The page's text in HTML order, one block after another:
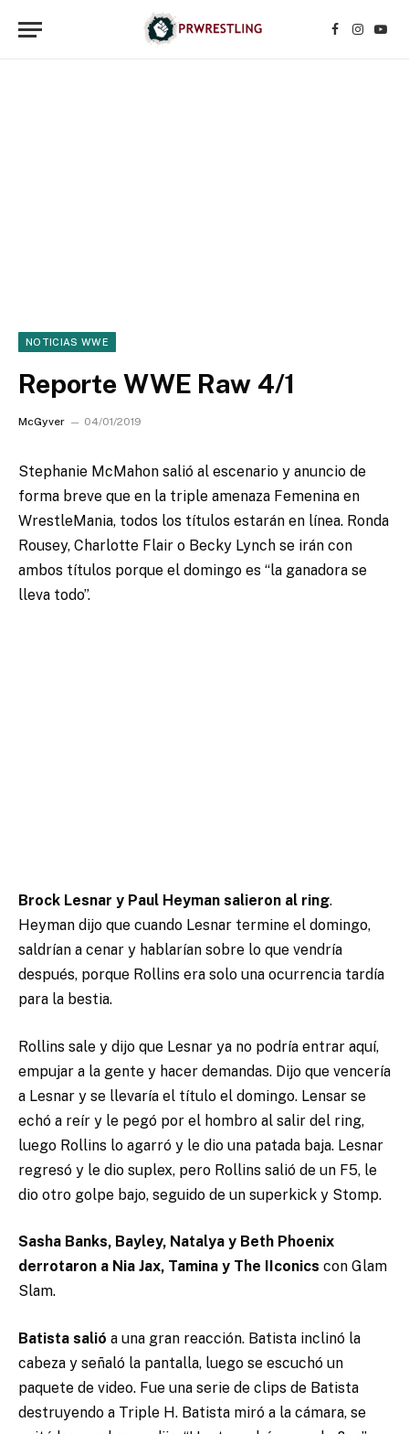
Facebook
NOTICIAS WWE
Reporte WWE Raw 4/1
McGyver 04/01/2019
Stephanie McMahon salió al escenario y anuncio de
forma breve que en la triple amenaza Femenina en
WrestleMania, todos los títulos estarán en línea. Ronda
Rousey, Charlotte Flair o Becky Lynch se irán con
ambos títulos porque el domingo es “la ganadora se
lleva todo”.
Brock Lesnar y Paul Heyman salieron al ring.
Heyman dijo que cuando Lesnar termine el domingo,
saldrían a cenar y hablarían sobre lo que vendría
después, porque Rollins era solo una ocurrencia tardía
para la bestia.
Rollins sale y dijo que Lesnar ya no podría entrar aquí,
empujar a la gente y hacer demandas. Dijo que vencería
a Lesnar y se llevaría el título el domingo. Lensar se
echó a reír y le pegó por el hombro al salir del ring,
luego Rollins lo agarró y le dio una patada baja. Lesnar
regresó y le dio suplex, pero Rollins salió de un F5, le
dio otro golpe bajo, seguido de un superkick y Stomp.
Sasha Banks, Bayley, Natalya y Beth Phoenix
derrotaron a Nia Jax, Tamina y The IIconics con Glam
Slam.
Batista salió a una gran reacción. Batista inclinó la
cabeza y señaló la pantalla, luego se escuchó un
paquete de video. Fue una serie de clips de Batista
destruyendo a Triple H. Batista miró a la cámara, se